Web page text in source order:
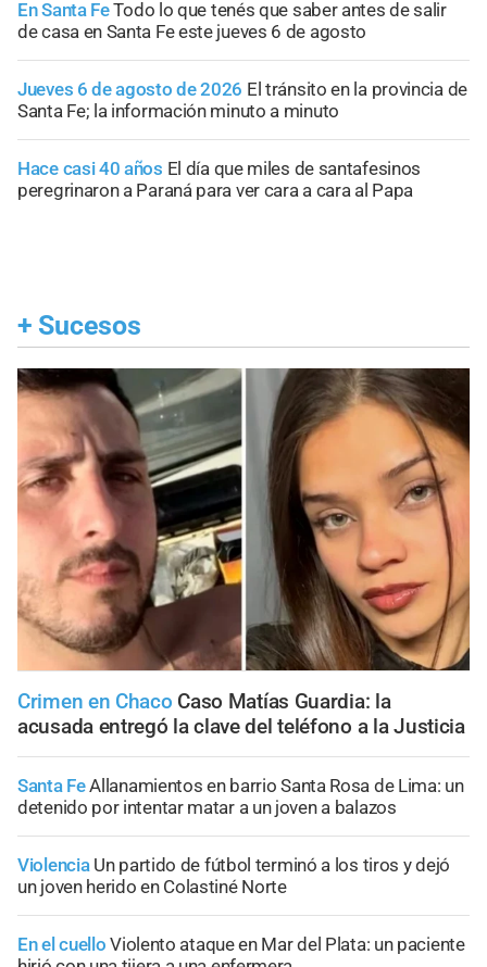
En Santa FeTodo lo que tenés que saber antes de salir
de casa en Santa Fe este jueves 6 de agosto
Jueves 6 de agosto de 2026 El tránsito en la provincia de
Santa Fe; la información minuto a minuto
Hace casi 40 años El día que miles de santafesinos
peregrinaron a Paraná para ver cara a cara al Papa
+ Sucesos
Crimen en Chaco Caso Matías Guardia: la
acusada entregó la clave del teléfono a la Justicia
Santa FeAllanamientos en barrio Santa Rosa de Lima: un
detenido por intentar matar a un joven a balazos
Violencia Un partido de fútbol terminó a los tiros y dejó
un joven herido en Colastiné Norte
En el cuello Violento ataque en Mar del Plata: un paciente